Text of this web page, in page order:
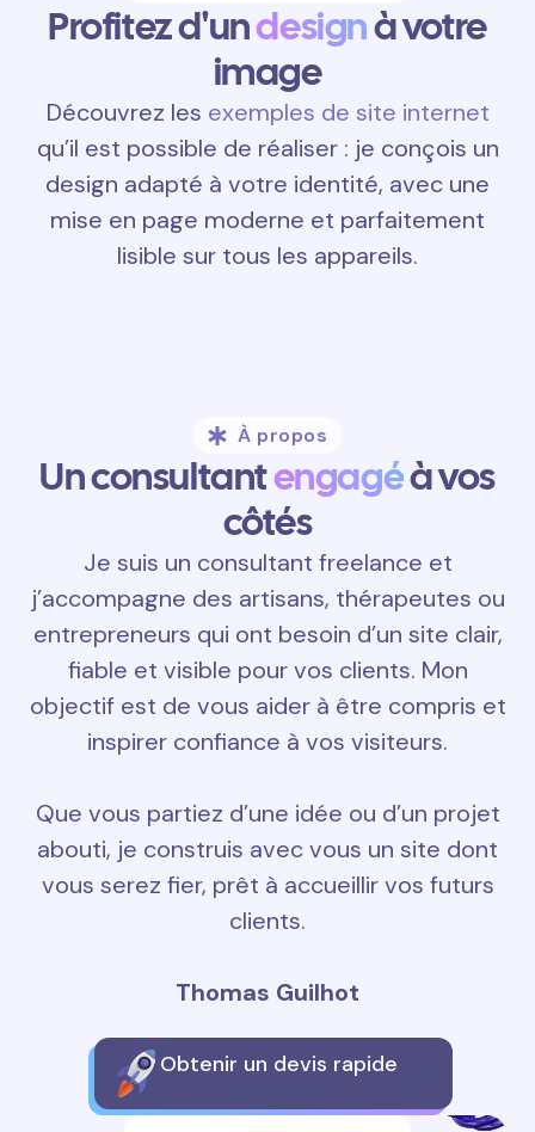
Profitez d'undesignà votre
image
Découvrez les exemples de site internet
qu’il est possible de réaliser : je conçois un
design adapté à votre identité, avec une
mise en page moderne et parfaitement
lisible sur tous les appareils.
À propos
Un consultantengagéà vos
côtés
Je suis un consultant freelance et
j’accompagne des artisans, thérapeutes ou
entrepreneurs qui ont besoin d’un site clair,
fiable et visible pour vos clients. Mon
objectif est de vous aider à être compris et
inspirer confiance à vos visiteurs.
Que vous partiez d’une idée ou d’un projet
abouti, je construis avec vous un site dont
vous serez fier, prêt à accueillir vos futurs
clients.
Thomas Guilhot
Obtenir un devis rapide